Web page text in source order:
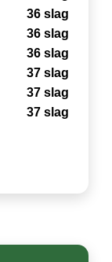
36 slag
36 slag
36 slag
37 slag
37 slag
37 slag